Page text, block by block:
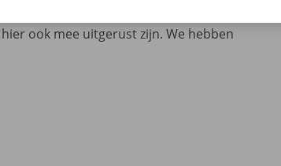
ook mee uitgerust zijn. We hebben